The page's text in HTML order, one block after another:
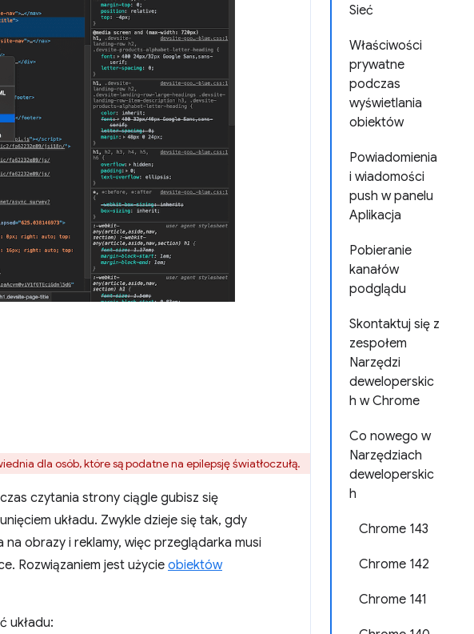
Sieć
Właściwości
prywatne
podczas
wyświetlania
obiektów
Powiadomienia
i wiadomości
push w panelu
Aplikacja
Pobieranie
kanałów
podglądu
Skontaktuj się z
zespołem
Narzędzi
deweloperskic
h w Chrome
Co nowego w
Narzędziach
deweloperskic
h
Chrome 143
Chrome 142
Chrome 141
dla osób, które są podatne na epilepsję światłoczułą.
czytania strony ciągle gubisz się
układu. Zwykle dzieje się tak, gdy
obrazy i reklamy, więc przeglądarka musi
Rozwiązaniem jest użycie obiektów
układu: